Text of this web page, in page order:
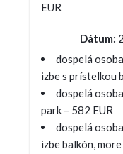
EUR
Dátum:
dospelá
izbe s prístelkou
dospelá
park – 582 EUR
dospelá
izbe balkón,